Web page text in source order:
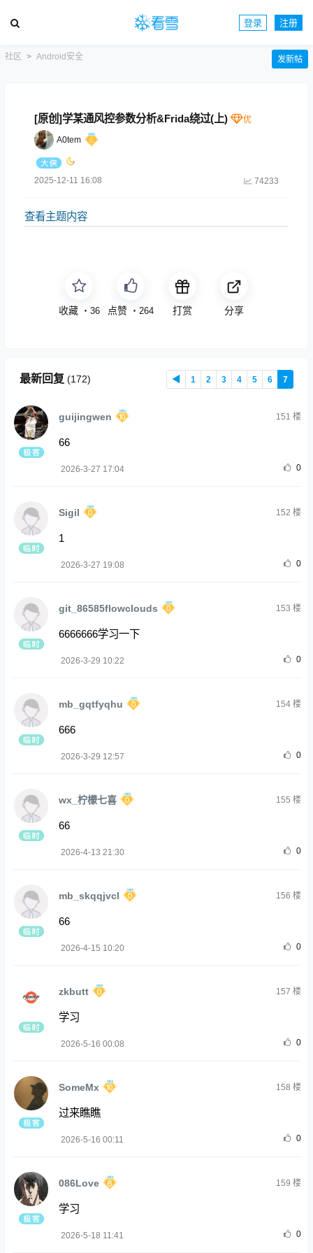
登录 注册
社区 Android安全 发新帖
[原创]学某通风控参数分析&Frida绕过(上)
A0tem
2025-12-11 16:08 74233
查看主题内容
收藏 ・ 36 点赞 ・ 264 打赏 分享
最新回复 (172) ◀ 1 2 3 4 5 6 7
guijingwen 151 楼
66
2026-3-27 17:04 0
Sigil 152 楼
1
2026-3-27 19:08 0
git_86585flowclouds 153 楼
6666666学习一下
2026-3-29 10:22 0
mb_gqtfyqhu 154楼
666
2026-3-29 12:57 0
wx_柠檬七喜 155 楼
66
2026-4-13 21:30 0
mb_skqqjvcl 156 楼
66
2026-4-15 10:20 0
zkbutt 157 楼
学习
2026-5-16 00:08 0
SomeMx 158 楼
过来瞧瞧
2026-5-16 00:11 0
086Love 159 楼
学习
2026-5-18 11:41 0